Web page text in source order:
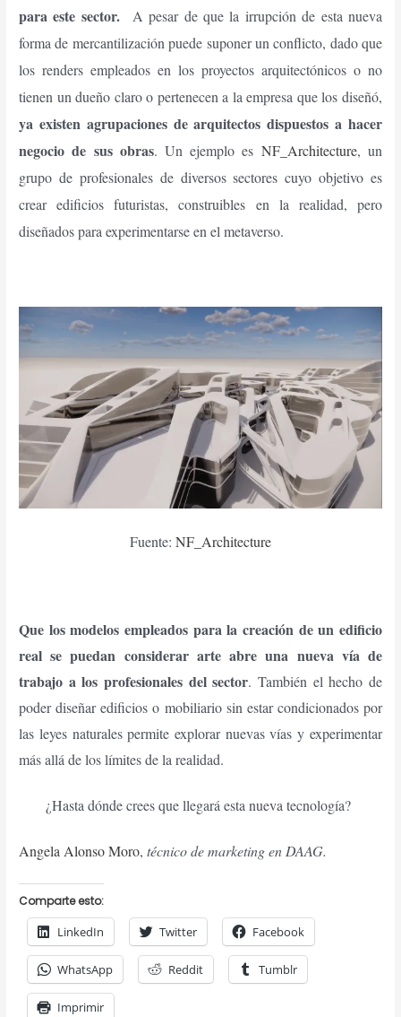
para este sector.
A pesar de que la irrupción de esta nueva
forma de mercantilización puede suponer un conflicto, dado que
los renders empleados en los proyectos arquitectónicos o no
tienen un dueño claro o pertenecen a la empresa que los diseñó,
ya existen agrupaciones de arquitectos dispuestos a hacer
negocio de sus obras. Un ejemplo es NF_Architecture, un
grupo de profesionales de diversos sectores cuyo objetivo es
crear edificios futuristas, construibles en la realidad, pero
diseñados para experimentarse en el metaverso.
Fuente: NF_Architecture
Que los modelos empleados para la creación de un edificio
real se puedan considerar arte abre una nueva vía de
trabajo a los profesionales del sector. También el hecho de
poder diseñar edificios o mobiliario sin estar condicionados por
las leyes naturales permite explorar nuevas vías y experimentar
más allá de los límites de la realidad.
¿Hasta dónde crees que llegará esta nueva tecnología?
Angela Alonso Moro, técnico de marketing en DAAG.
Comparte esto:
LinkedIn Twitter Facebook
WhatsApp Reddit Tumblr
Imprimir